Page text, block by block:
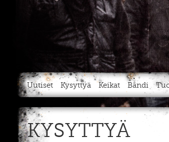
Uutiset Kysyttyä Keikat Bändi
KYSYTTYÄ